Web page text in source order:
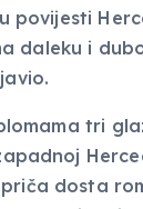
povijesti
daleku i
tri
dosta